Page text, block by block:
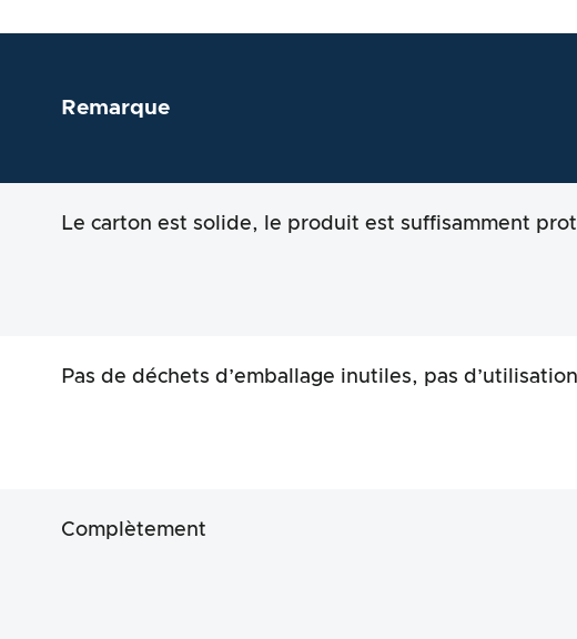
Remarque
Le carton est solide, le produit est suffisamment
Pas de déchets d’emballage inutiles, pas
Complètement